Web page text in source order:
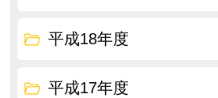
平成18年度
平成17年度